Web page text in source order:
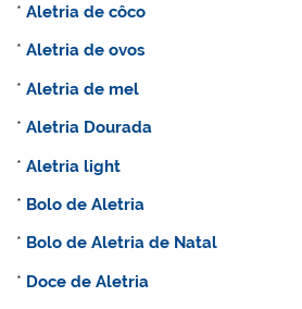
*Aletria de côco
*Aletria de ovos
*Aletria de mel
*Aletria Dourada
*Aletria light
* Bolo deAletria
* Bolo deAletria de Natal
* Doce deAletria